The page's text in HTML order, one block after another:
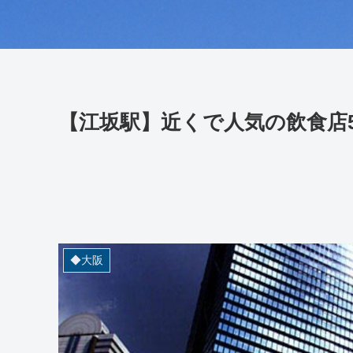
【江坂駅】近くで人気の飲食
◆大阪